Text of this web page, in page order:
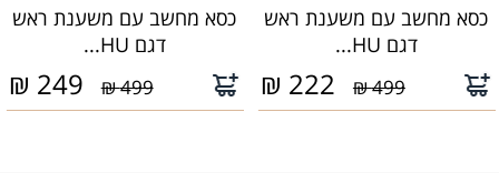
כסא מחשב עם משענת ראש
דגם HU...
499 ₪
222
₪
כסא מחשב עם משענת ראש
דגם HU...
499 ₪
249
₪